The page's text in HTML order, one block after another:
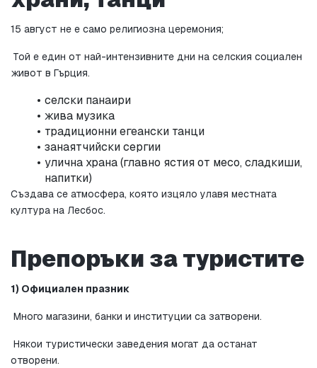
15 август не е само религиозна церемония;
живот в Гърция.
селски панаири
жива музика
традиционни егеански танци
занаятчийски сергии
улична храна (главно ястия от месо, сладкиши,
напитки)
Създава се атмосфера, която изцяло улавя местната
култура на Лесбос.
Препоръки за туристите
1) Официален празник
Много магазини, банки и институции са затворени.
отворени.